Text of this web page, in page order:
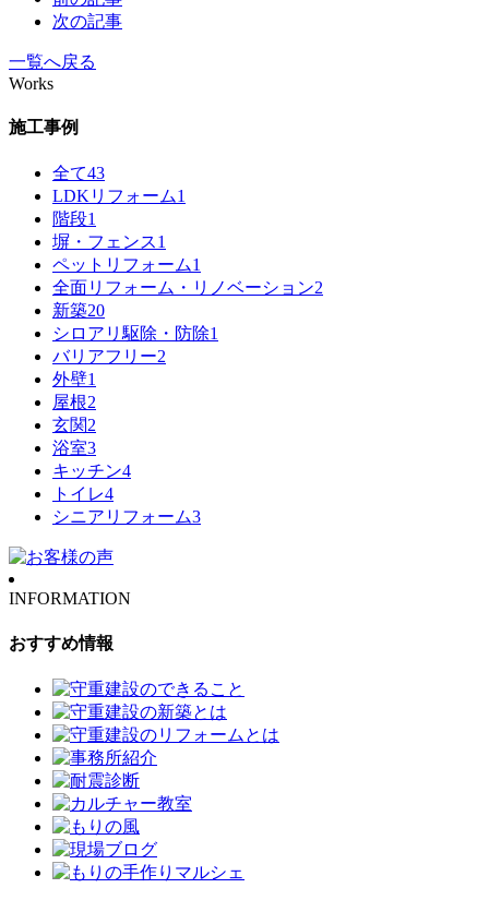
次の記事
一覧へ戻る
Works
施工事例
全て43
LDKリフォーム1
階段1
塀・フェンス1
ペットリフォーム1
全面リフォーム・リノベーション2
新築20
シロアリ駆除・防除1
バリアフリー2
外壁1
屋根2
玄関2
浴室3
キッチン4
トイレ4
シニアリフォーム3
INFORMATION
おすすめ情報